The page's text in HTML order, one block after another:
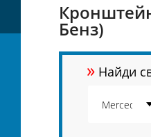
Бенз)
» Найди